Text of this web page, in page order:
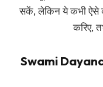
सकें, लेकिन ये कभी ऐसे
करिए,
Swami